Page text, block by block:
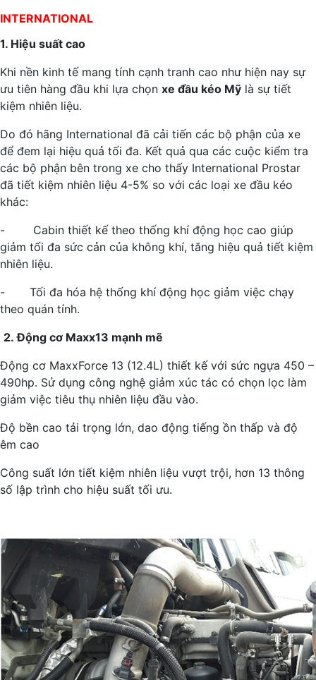
INTERNATIONAL
1. Hiệu suất cao
Khi nền kinh tế mang tính cạnh tranh cao như hiện nay sự
ưu tiên hàng đầu khi lựa chọn xe đầu kéo Mỹ là sự tiết
kiệm nhiên liệu.
Do đó hãng International đã cải tiến các bộ phận của xe
để đem lại hiệu quả tối đa. Kết quả qua các cuộc kiểm tra
các bộ phận bên trong xe cho thấy International Prostar
đã tiết kiệm nhiên liệu 4-5% so với các loại xe đầu kéo
khác:
- Cabin thiết kế theo thống khí động học cao giúp
giảm tối đa sức cản của không khí, tăng hiệu quả tiết kiệm
nhiên liệu.
- Tối đa hóa hệ thống khí động học giảm việc chạy
theo quán tính.
2.Động cơ Maxx13 mạnh mẽ
Động cơ MaxxForce 13 (12.4L) thiết kế với sức ngựa 450 –
490hp. Sử dụng công nghệ giảm xúc tác có chọn lọc làm
giảm việc tiêu thụ nhiên liệu đầu vào.
Độ bền cao tải trọng lớn, dao động tiếng ồn thấp và độ
êm cao
Công suất lớn tiết kiệm nhiên liệu vượt trội, hơn 13 thông
số lập trình cho hiệu suất tối ưu.